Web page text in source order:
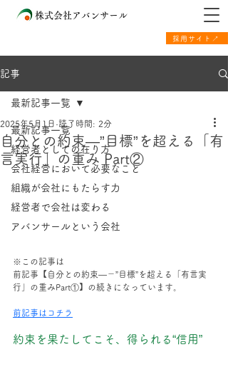
採用サイト↗
株式会社アバンサール
記事
最新記事一覧
経営者としての在り方
会社経営において必要なこと
組織が会社にもたらす力
経営者で会社は変わる
アバンサールという会社
最新記事一覧
自分との約束―”目標”を超える「有
言実行」の重み Part②
2025年5月1日 読了時間: 2分
※この記事は
前記事【自分との約束―－”目標”を超える「有言実
行」の重みPart①】の続きになっています。
前記事はコチラ
約束を果たしてこそ、得られる“信用”